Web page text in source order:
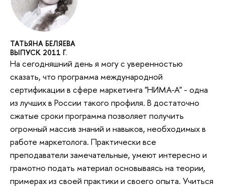
ТАТЬЯНА БЕЛЯЕВА
ВЫПУСК 2011 Г.
На сегодняшний день я могу с уверенностью
сказать, что программа международной
сертификации в сфере маркетинга "НИМА-А" - одна
из лучших в России такого профиля. В достаточно
сжатые сроки программа позволяет получить
огромный массив знаний и навыков, необходимых в
работе маркетолога. Практически все
преподаватели замечательные, умеют интересно и
грамотно подать материал основываясь на теории,
примерах из своей практики и своего опыта. Учиться